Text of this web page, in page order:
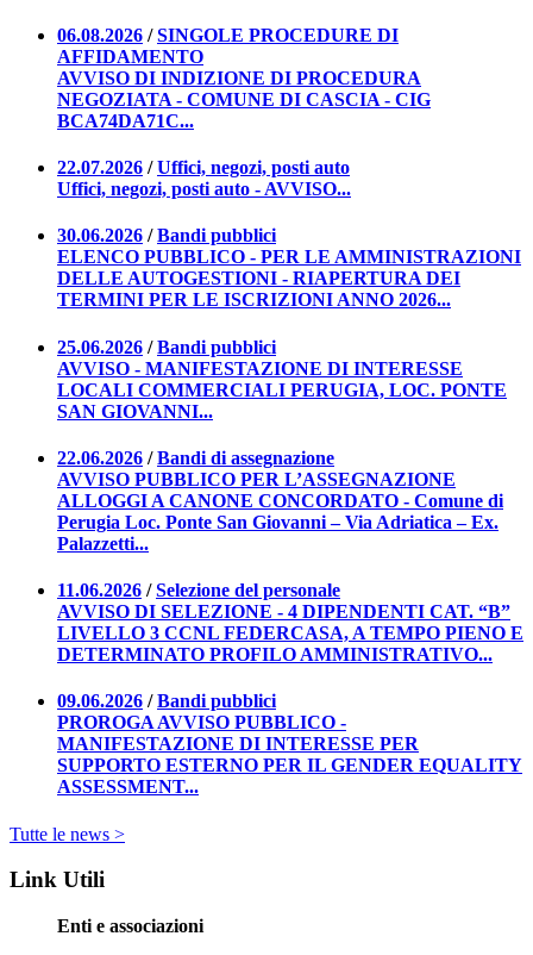
06.08.2026 /SINGOLE PROCEDURE DI
AFFIDAMENTO
AVVISO DI INDIZIONE DI PROCEDURA
NEGOZIATA - COMUNE DI CASCIA - CIG
BCA74DA71C...
22.07.2026 /Uffici, negozi, posti auto
Uffici, negozi, posti auto - AVVISO...
30.06.2026 /Bandi pubblici
ELENCO PUBBLICO - PER LE AMMINISTRAZIONI
DELLE AUTOGESTIONI - RIAPERTURA DEI
TERMINI PER LE ISCRIZIONI ANNO 2026...
25.06.2026 /Bandi pubblici
AVVISO - MANIFESTAZIONE DI INTERESSE
LOCALI COMMERCIALI PERUGIA, LOC. PONTE
SAN GIOVANNI...
22.06.2026 /Bandi di assegnazione
AVVISO PUBBLICO PER L’ASSEGNAZIONE
ALLOGGI A CANONE CONCORDATO - Comune di
Perugia Loc. Ponte San Giovanni – Via Adriatica – Ex.
Palazzetti...
11.06.2026 /Selezione del personale
AVVISO DI SELEZIONE - 4 DIPENDENTI CAT. “B”
LIVELLO 3 CCNL FEDERCASA, A TEMPO PIENO E
DETERMINATO PROFILO AMMINISTRATIVO...
09.06.2026 /Bandi pubblici
PROROGA AVVISO PUBBLICO -
MANIFESTAZIONE DI INTERESSE PER
SUPPORTO ESTERNO PER IL GENDER EQUALITY
ASSESSMENT...
Tutte le news >
Link Utili
Enti e associazioni